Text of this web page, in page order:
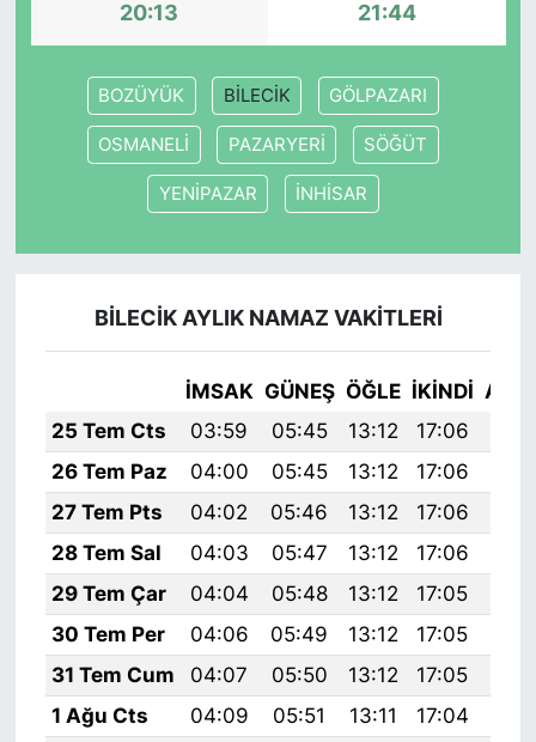
20:13 21:44
BOZÜYÜK BİLECİK GÖLPAZARI
OSMANELİ PAZARYERİ SÖĞÜT
YENİPAZAR İNHİSAR
BİLECİK AYLIK NAMAZ VAKITLERI
İMSAK GÜNEŞ ÖĞLE İKINDI
25 Tem Cts
03:59 05:45 13:12 17:06
26 Tem Paz
04:00 05:45 13:12 17:06
27 Tem Pts
04:02 05:46 13:12 17:06
28 Tem Sal
04:03 05:47 13:12 17:06
29 Tem Çar
04:04 05:48 13:12 17:05
30 Tem Per
04:06 05:49 13:12 17:05
31 Tem Cum
04:07 05:50 13:12 17:05
1 Ağu Cts
04:09 05:51 13:11 17:04